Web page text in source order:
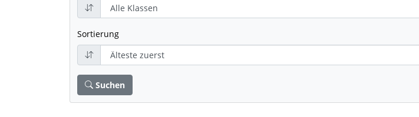
Sortierung
Suchen